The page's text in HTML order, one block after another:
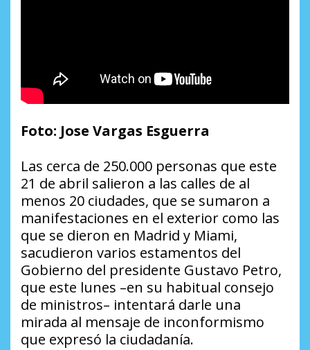
Foto: Jose Vargas Esguerra
Las cerca de 250.000 personas que este
21 de abril salieron a las calles de al
menos 20 ciudades, que se sumaron a
manifestaciones en el exterior como las
que se dieron en Madrid y Miami,
sacudieron varios estamentos del
Gobierno del presidente Gustavo Petro,
que este lunes –en su habitual consejo
de ministros– intentará darle una
mirada al mensaje de inconformismo
que expresó la ciudadanía.